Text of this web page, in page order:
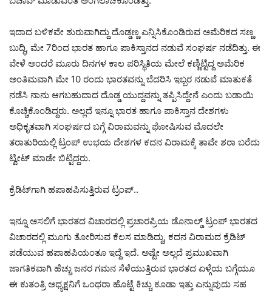
ಇದಾದ ಬಳಿಕವೇ ಶುರುವಾಗಿದ್ದು ದೊಡ್ಡಣ್ಣ ಎನ್ನಿಸಿಕೊಂಡಿರುವ ಅಮೆರಿಕದ ಸಣ್ಣ
ಬುದ್ಧಿ, ಮೇ 7ರಿಂದ ಭಾರತ ಹಾಗೂ ಪಾಕಿಸ್ತಾನದ ನಡುವೆ ಸಂಘರ್ಷ ನಡೆದಿತ್ತು. ಈ
ವೇಳೆ ಅಂದರೆ ಮೂರು ದಿನಗಳ ಕಾಲ ಪರಿಸ್ಥಿತಿಯ ಮೇಲೆ ಕಣ್ಣಿಟ್ಟಿದ್ದ ಅಮೆರಿಕ
ಅಂತಿಮವಾಗಿ ಮೇ 10 ರಂದು ಭಾರತವನ್ನು ಬೆದರಿಸಿ ಇಬ್ಬರ ನಡುವೆ ಮಾತುಕತೆ
ನಡೆಸಿ ನಾನು ಆಗಬಹುದಾದ ದೊಡ್ಡ ಯುದ್ದವನ್ನು ತಪ್ಪಿಸಿದ್ದೇನೆ ಎಂದು ಬಡಾಯಿ
ಕೊಚ್ಚಿಕೊಂಡಿದ್ದರು. ಅಲ್ಲದೆ ಇನ್ನೂ ಭಾರತ ಹಾಗೂ ಪಾಕಿಸ್ತಾನ ದೇಶಗಳು
ಅಧಿಕೃತವಾಗಿ ಸಂಘರ್ಷದ ಬಗ್ಗೆ ವಿರಾಮವನ್ನು ಘೋಷಿಸುವ ಮೊದಲೇ
ತರಾತುರಿಯಲ್ಲಿ ಟ್ರಂಪ್‌ ಉಭಯ ದೇಶಗಳ ಕದನ ವಿರಾಮಕ್ಕೆ ತಾವೇ ಶರಾ ಬರೆದು
ಟ್ವೀಟ್‌ ಮಾಡೇ ಬಿಟ್ಟಿದ್ದರು.
ಕ್ರೆಡಿಟ್‌ಗಾಗಿ ಹಪಾಹಪಿಸುತ್ತಿರುವ ಟ್ರಂಪ್..
ಇನ್ನೂ ಅಸಲಿಗೆ ಭಾರತದ ವಿಚಾರದಲ್ಲಿ ಪ್ರಚಾರಪ್ರಿಯ ಡೊನಾಲ್ಡ್‌ ಟ್ರಂಪ್‌ ಭಾರತದ
ವಿಚಾರದಲ್ಲಿ ಮೂಗು ತೋರಿಸುವ ಕೆಲಸ ಮಾಡಿದ್ದು, ಕದನ ವಿರಾಮದ ಕ್ರೆಡಿಟ್‌
ಪಡೆಯುವ ಹಪಾಹಪಿಯಂತೂ ಇದ್ದೆ ಇದೆ. ಅಷ್ಟೇ ಅಲ್ಲದೆ ಪ್ರಮುಖವಾಗಿ
ಜಾಗತಿಕವಾಗಿ ಹೆಚ್ಚು ಜನರ ಗಮನ ಸೆಳೆಯುತ್ತಿರುವ ಭಾರತದ ಏಳ್ಗೆಯ ಬಗ್ಗೆಯೂ
ಈ ಕುತಂತ್ರಿ ಅಧ್ಯಕ್ಷನಿಗೆ ಒಂಥರಾ ಹೊಟ್ಟೆ ಕಿಚ್ಚು ಕೂಡಾ ಇತ್ತು ಎನ್ನುವುದು ಸಹ